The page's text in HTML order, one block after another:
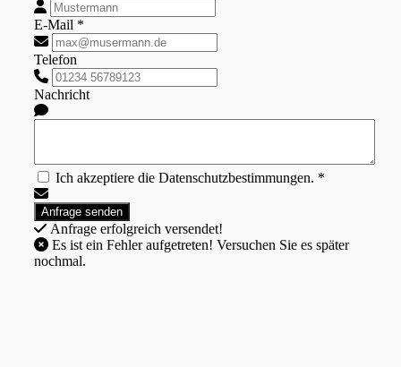
E-Mail *
Telefon
Nachricht
Ich akzeptiere die Datenschutzbestimmungen. *
Anfrage erfolgreich versendet!
nochmal.